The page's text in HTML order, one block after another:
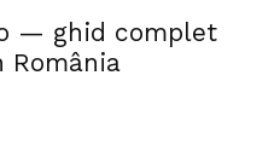
— ghid complet